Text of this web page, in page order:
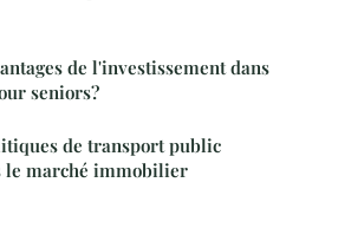
de l'investissement dans
seniors?
de transport public
le marché immobilier